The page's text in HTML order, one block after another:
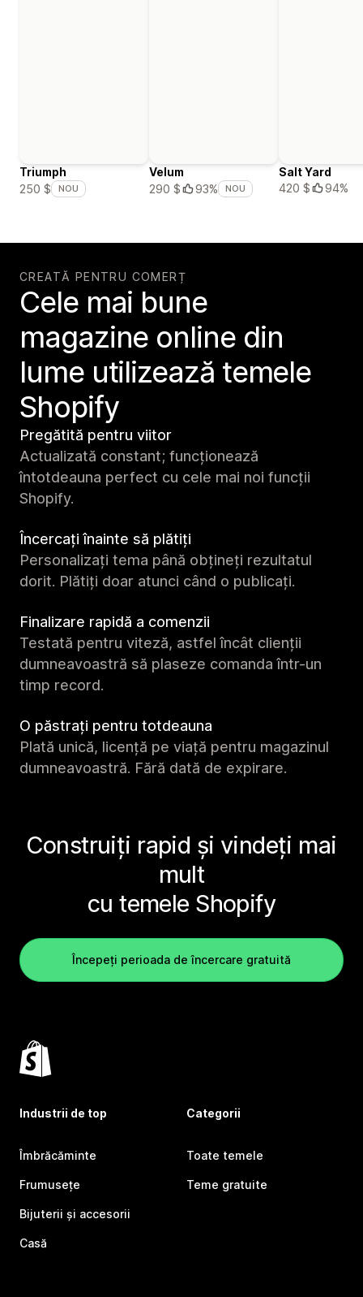
Triumph
250 $
NOU
Velum
290 $
93% NOU
Salt Yard
420 $
94%
CREATĂ PENTRU COMERȚ
Cele mai bune
magazine online din
lume utilizează temele
Shopify
Pregătită pentru viitor
Actualizată constant; funcționează
întotdeauna perfect cu cele mai noi funcții
Shopify.
Încercați înainte să plătiți
Personalizați tema până obțineți rezultatul
dorit. Plătiți doar atunci când o publicați.
Finalizare rapidă a comenzii
Testată pentru viteză, astfel încât clienții
dumneavoastră să plaseze comanda într-un
timp record.
O păstrați pentru totdeauna
Plată unică, licență pe viață pentru magazinul
dumneavoastră. Fără dată de expirare.
Construiți rapid și vindeți mai
mult
cu temele Shopify
Începeți perioada de încercare gratuită
Industrii de top
Îmbrăcăminte
Frumusețe
Bijuterii și accesorii
Casă
Categorii
Toate temele
Teme gratuite